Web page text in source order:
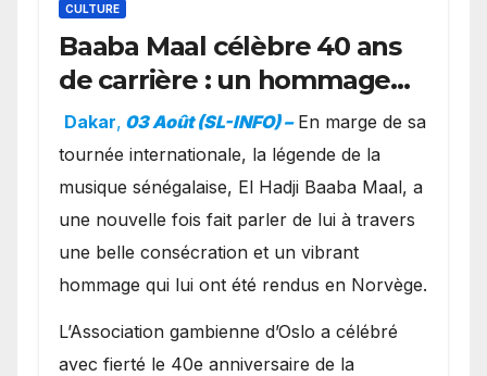
CULTURE
Baaba Maal célèbre 40 ans
de carrière : un hommage
exceptionnel à Oslo en
présence de la famille
royale.
Dakar, 03 Août (SL-INFO) – ​En marge de sa
tournée internationale, la légende de la
musique sénégalaise, El Hadji Baaba Maal, a
une nouvelle fois fait parler de lui à travers
une belle consécration et un vibrant
hommage qui lui ont été rendus en Norvège.
​L’Association gambienne d’Oslo a célébré
avec fierté le 40e anniversaire de la